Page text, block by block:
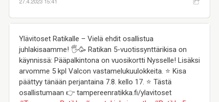
27.4.2023 15:41
Ylävitoset Ratikalle – Vielä ehdit osallistua
juhlakisaamme! 🖐️🥳 Ratikan 5-vuotissynttärikisa on
käynnissä: Pääpalkintona on vuosikortti Nysselle! Lisäksi
arvomme 5 kpl Valcon vastamelukuulokkeita. ⭐️ Kisa
päättyy tänään perjantaina 7.8. kello 17. ⭐️ Tästä
osallistumaan 👉 tampereenratikka.fi/ylavitoset